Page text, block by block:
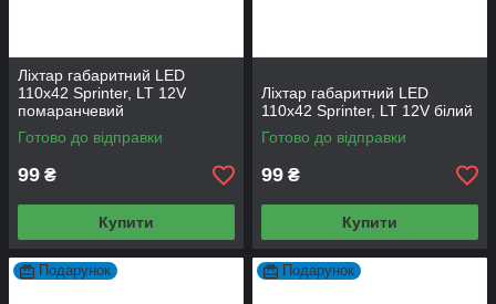
Ліхтар габаритний LED
110х42 Sprinter, LT 12V
помаранчевий
Готово до відправки
99 ₴
Купити
Ліхтар габаритний LED
110х42 Sprinter, LT 12V білий
Готово до відправки
99 ₴
Купити
Подарунок Подарунок